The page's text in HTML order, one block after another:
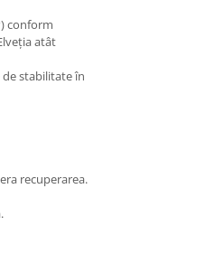
conform
atât
stabilitate în
recuperarea.